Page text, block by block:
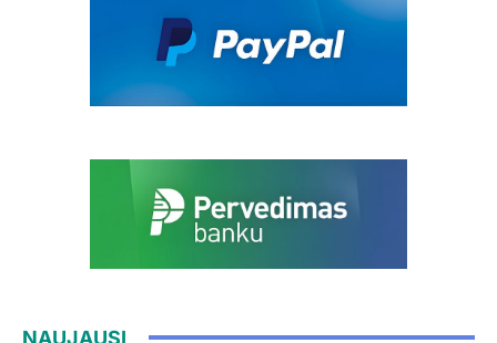
NAUJAUSI